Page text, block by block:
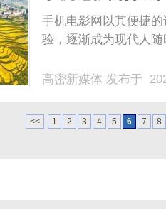
手机电影网以其便捷
验，逐渐成为现代人
高密新媒体 发布于
<< 1 2 3 4 5 6 7 8